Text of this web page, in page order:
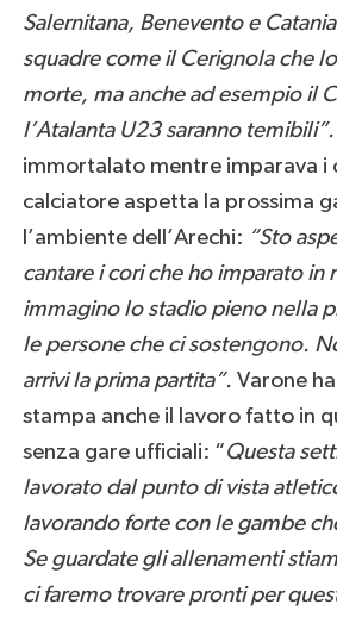
Salernitana, Benevento e
squadre come il Cerignola che
morte, ma anche ad esempio il
l’Atalanta U23 saranno temibili”.
immortalato mentre imparava i
calciatore aspetta la prossima
l’ambiente dell’Arechi: “Sto
cantare i cori che ho imparato in
immagino lo stadio pieno nella
le persone che ci sostengono.
arrivi la prima partita”. Varone
stampa anche il lavoro fatto in
senza gare ufficiali: “Questa
lavorato dal punto di vista
lavorando forte con le gambe
Se guardate gli allenamenti
ci faremo trovare pronti per